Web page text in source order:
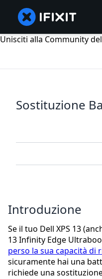
Unisciti alla Community
Sostituzione
Introduzione
Se il tuo Dell XPS 13
13 Infinity Edge
perso la sua capacità di
sicuramente hai una
richiede una